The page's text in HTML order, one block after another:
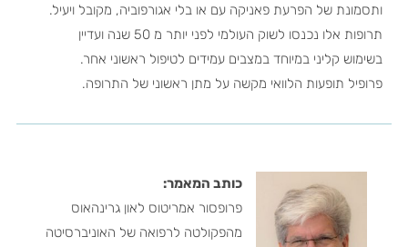
ותסמונת של הפרעת פאניקה עם או בלי אגורפוביה, מקובל ויעיל.
תרופות אלו נכנסו לשוק העולמי לפני יותר מ 50 שנה ועדיין
בשימוש קליני במיוחד במצבים עמידים לטיפול ראשוני אחר.
פרופיל תופעות הלוואי מקשה על מתן ראשוני של התרופה.
כותב המאמר:
פרופסור אמריטוס לאון גרינהאוס
מהפקולטה לרפואה של האוניברסיטה